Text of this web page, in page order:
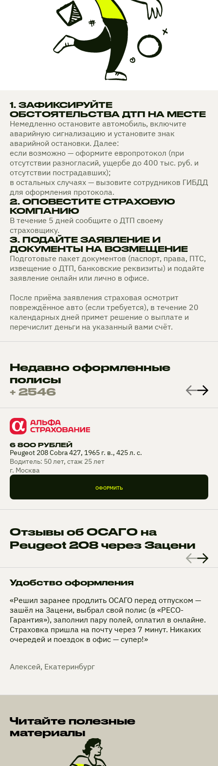
1. ЗАФИКСИРУЙТЕ
ОБСТОЯТЕЛЬСТВА ДТП НА МЕСТЕ
Немедленно остановите автомобиль, включите
аварийную сигнализацию и установите знак
аварийной остановки. Далее:
если возможно — оформите европротокол (при
отсутствии разногласий, ущербе до 400 тыс. руб. и
отсутствии пострадавших);
в остальных случаях — вызовите сотрудников ГИБДД
для оформления протокола.
2. ОПОВЕСТИТЕ СТРАХОВУЮ
КОМПАНИЮ
В течение 5 дней сообщите о ДТП своему
страховщику.
3. ПОДАЙТЕ ЗАЯВЛЕНИЕ И
ДОКУМЕНТЫ НА ВОЗМЕЩЕНИЕ
Подготовьте пакет документов (паспорт, права, ПТС,
извещение о ДТП, банковские реквизиты) и подайте
заявление онлайн или лично в офисе.
После приёма заявления страховая осмотрит
повреждённое авто (если требуется), в течение 20
календарных дней примет решение о выплате и
перечислит деньги на указанный вами счёт.
Недавно оформленные
полисы
+ 2546
6 800 РУБЛЕЙ
Peugeot 208 Cobra 427, 1965 г. в., 425 л. с.
Водитель: 50 лет, стаж 25 лет
г. Москва
ОФОРМИТЬ
Отзывы об ОСАГО на
Peugeot 208 через Зацени
Удобство оформления
«Решил заранее продлить ОСАГО перед отпуском —
зашёл на Зацени, выбрал свой полис (в «РЕСО-
Гарантия»), заполнил пару полей, оплатил в онлайне.
Страховка пришла на почту через 7 минут. Никаких
очередей и поездок в офис — супер!»
Алексей, Екатеринбург
Читайте полезные
материалы